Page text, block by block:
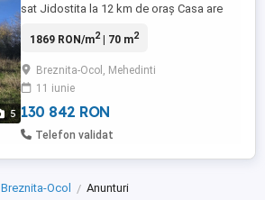
5
sat Jidostita la 12 km de oraș Casa are
și beci. Teren 4300 mp,din care 1000mp
1869 RON/m2| 70 m2
Breznita-Ocol, Mehedinti
11 iunie
130 842 RON
Telefon validat
Breznita-Ocol Anunturi